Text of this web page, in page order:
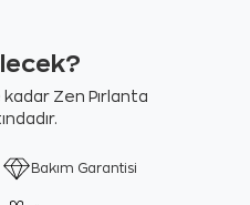
Zen Pırlanta
Bakım Garantisi